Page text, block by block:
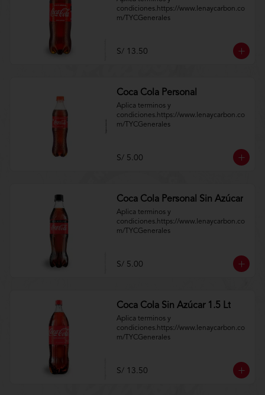
condiciones.https://www.lenaycarbon.co
m/TYCGenerales
S/ 13.50
Coca Cola Personal
Aplica terminos y
condiciones.https://www.lenaycarbon.co
m/TYCGenerales
S/ 5.00
Coca Cola Personal Sin Azúcar
Aplica terminos y
condiciones.https://www.lenaycarbon.co
m/TYCGenerales
S/ 5.00
Coca Cola Sin Azúcar 1.5 Lt
Aplica terminos y
condiciones.https://www.lenaycarbon.co
m/TYCGenerales
S/ 13.50